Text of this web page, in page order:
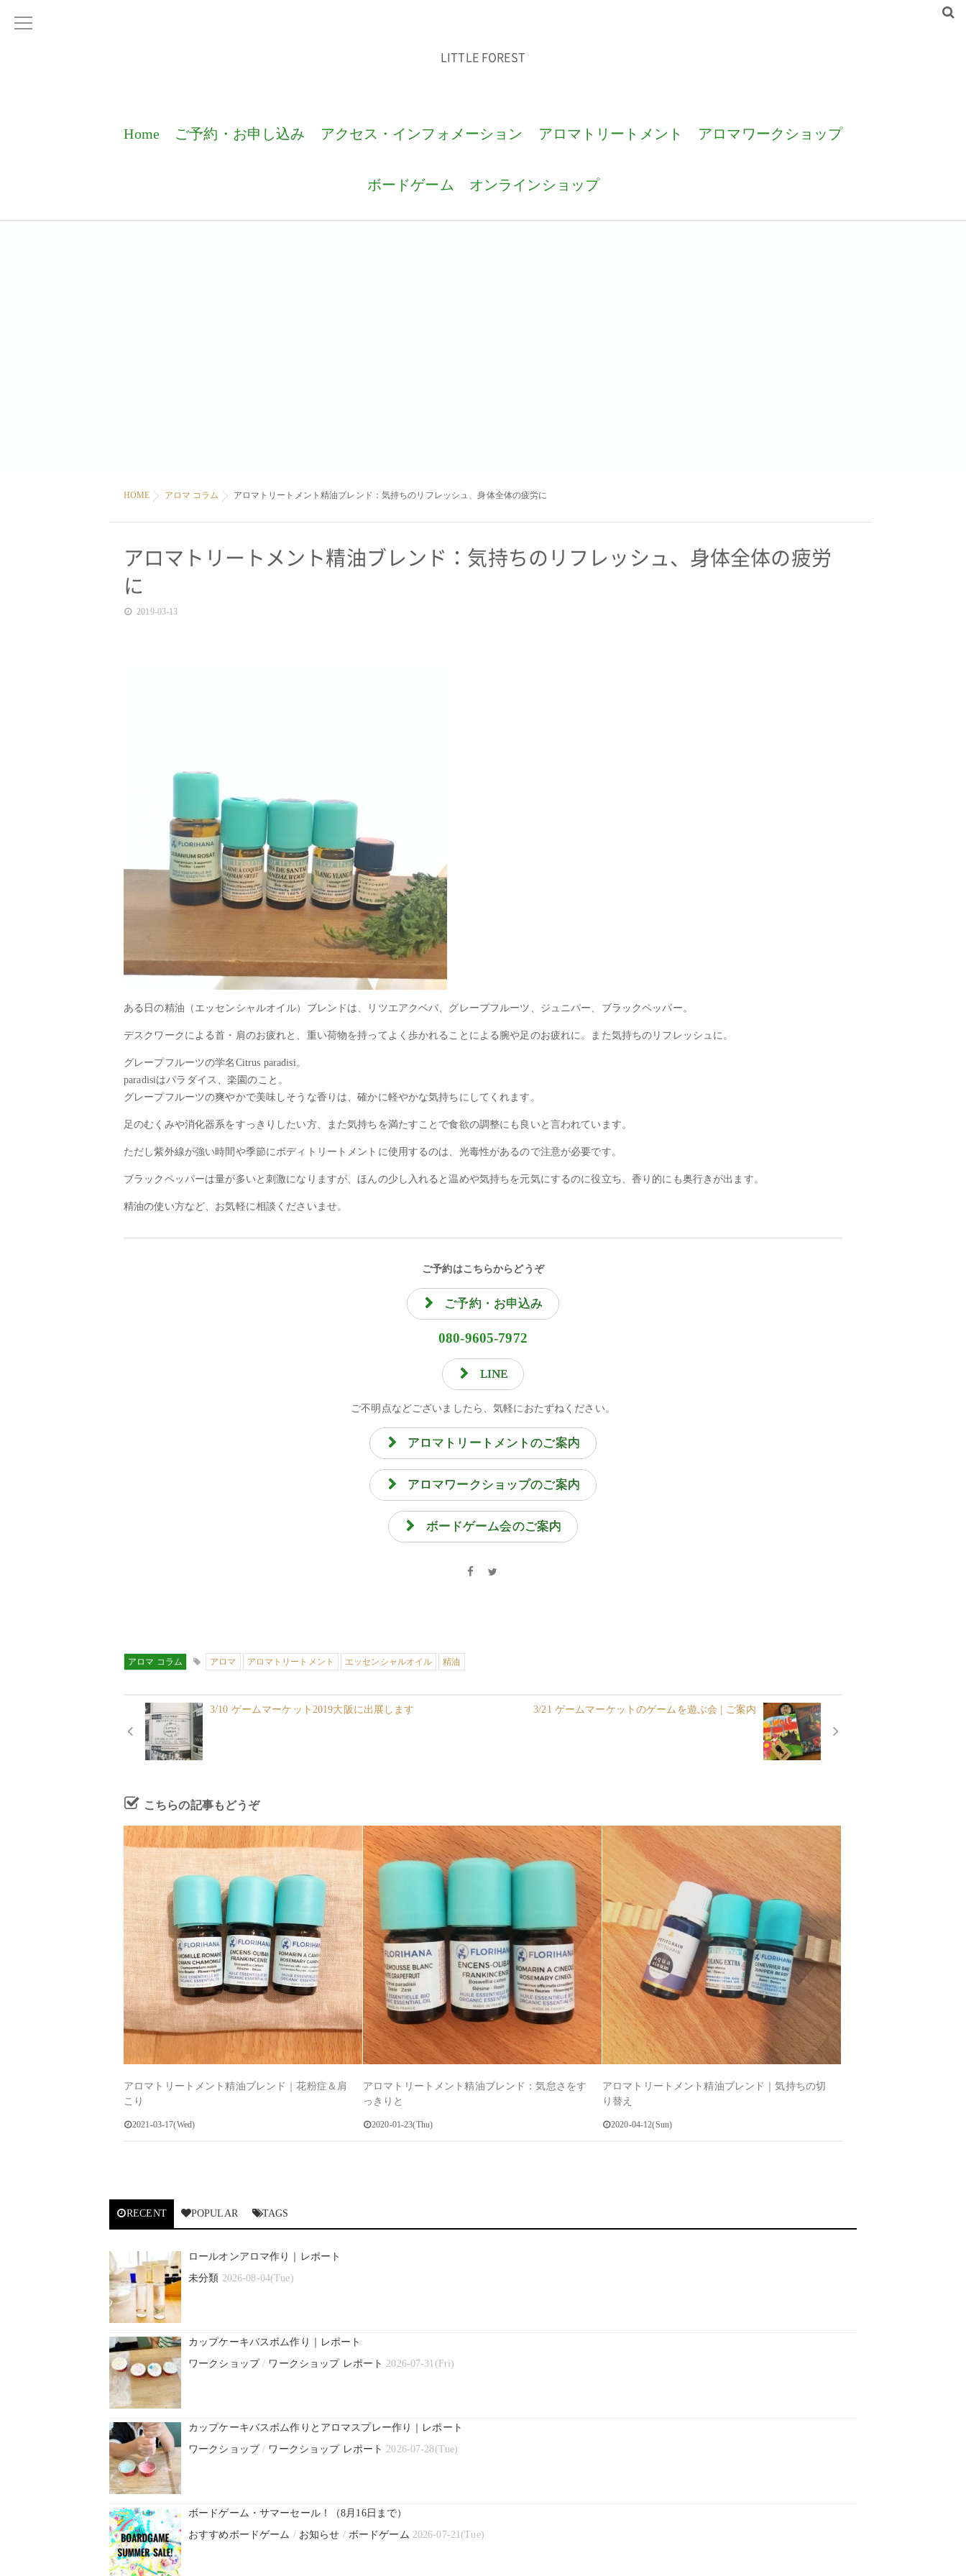
LITTLE FOREST
Home ご予約・お申し込み アクセス・インフォメーション アロマトリートメント アロマワークショップ
ボードゲーム オンラインショップ
HOME アロマ コラム アロマトリートメント精油ブレンド：気持ちのリフレッシュ、身体全体の疲労に
アロマトリートメント精油ブレンド：気持ちのリフレッシュ、身体全体の疲労
に
2019-03-13
ある日の精油（エッセンシャルオイル）ブレンドは、リツエアクベバ、グレープフルーツ、ジュニパー、ブラックペッパー。
デスクワークによる首・肩のお疲れと、重い荷物を持ってよく歩かれることによる腕や足のお疲れに。また気持ちのリフレッシュに。
グレープフルーツの学名Citrus paradisi。
paradisiはパラダイス、楽園のこと。
グレープフルーツの爽やかで美味しそうな香りは、確かに軽やかな気持ちにしてくれます。
足のむくみや消化器系をすっきりしたい方、また気持ちを満たすことで食欲の調整にも良いと言われています。
ただし紫外線が強い時間や季節にボディトリートメントに使用するのは、光毒性があるので注意が必要です。
ブラックペッパーは量が多いと刺激になりますが、ほんの少し入れると温めや気持ちを元気にするのに役立ち、香り的にも奥行きが出ます。
精油の使い方など、お気軽に相談くださいませ。
ご予約はこちらからどうぞ
ご予約・お申込み
080-9605-7972
LINE
ご不明点などございましたら、気軽におたずねください。
アロマトリートメントのご案内
アロマワークショップのご案内
ボードゲーム会のご案内
アロマ コラム アロマ アロマトリートメント エッセンシャルオイル 精油
3/10 ゲームマーケット2019大阪に出展します 3/21 ゲームマーケットのゲームを遊ぶ会 | ご案内
こちらの記事もどうぞ
アロマトリートメント精油ブレンド｜花粉症＆肩
こり
2021-03-17(Wed)
アロマトリートメント精油ブレンド：気怠さをす
っきりと
2020-01-23(Thu)
アロマトリートメント精油ブレンド｜気持ちの切
り替え
2020-04-12(Sun)
RECENT POPULAR TAGS
ロールオンアロマ作り｜レポート
未分類 2026-08-04(Tue)
カップケーキバスボム作り｜レポート
ワークショップ/ ワークショップ レポート 2026-07-31(Fri)
カップケーキバスボム作りとアロマスプレー作り｜レポート
ワークショップ/ ワークショップ レポート 2026-07-28(Tue)
ボードゲーム・サマーセール！（8月16日まで）
おすすめボードゲーム / お知らせ / ボードゲーム 2026-07-21(Tue)